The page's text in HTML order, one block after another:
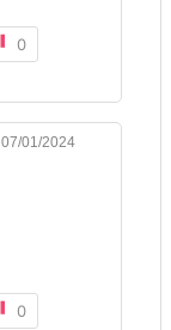
0
07/01/2024
0